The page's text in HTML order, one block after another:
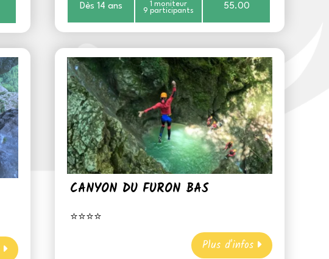
Dès 14 ans
1 moniteur
9 participants
55.00
CANYON DU FURON BAS
⭐⭐⭐⭐
Plus d'infos